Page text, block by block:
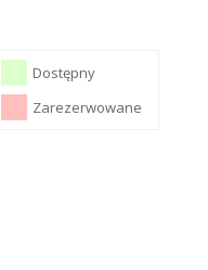
Dostępny
Zarezerwowane